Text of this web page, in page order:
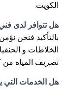
الكويت.
هل تتوافر لدى
بالتأكيد فنحن
الخلاطات و
تصريف المياه من
هل الخدمات التي